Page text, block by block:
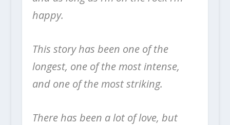
happy.
This story has been one of the
longest, one of the most intense,
and one of the most striking.
There has been a lot of love, but